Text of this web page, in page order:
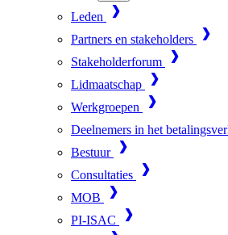
Leden
Partners en stakeholders
Stakeholderforum
Lidmaatschap
Werkgroepen
Deelnemers in het
Bestuur
Consultaties
MOB
PI-ISAC